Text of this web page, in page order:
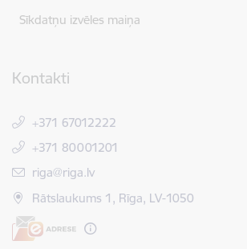
Sīkdatņu izvēles maiņa
Kontakti
+371 67012222
+371 80001201
E-pasts:
riga@riga.lv
Rātslaukums 1, Rīga, LV-1050